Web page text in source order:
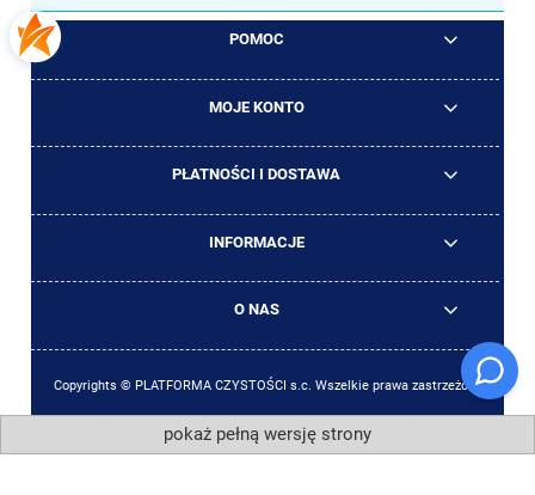
POMOC
MOJE KONTO
PŁATNOŚCI I DOSTAWA
INFORMACJE
O NAS
Copyrights © PLATFORMA CZYSTOŚCI s.c. Wszelkie prawa zastrzeżone
pokaż pełną wersję strony